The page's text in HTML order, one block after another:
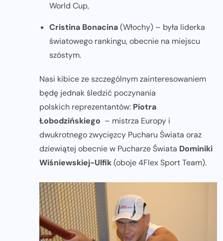
World Cup,
Cristina Bonacina(Włochy) – była liderka
światowego rankingu, obecnie na miejscu
szóstym.
Nasi kibice ze szczególnym zainteresowaniem
będę jednak śledzić poczynania
polskich reprezentantów: Piotra
Łobodzińskiego – mistrza Europy i
dwukrotnego zwycięzcy Pucharu Świata oraz
dziewiątej obecnie w Pucharze Świata Dominiki
Wiśniewskiej-Ulfik(oboje 4Flex Sport Team).